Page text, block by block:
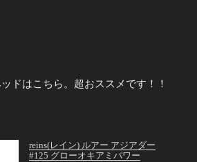
ドはこちら。超おススメです！！
reins(レイン) ルアー アジアダー
#125 グローオキアミパワー